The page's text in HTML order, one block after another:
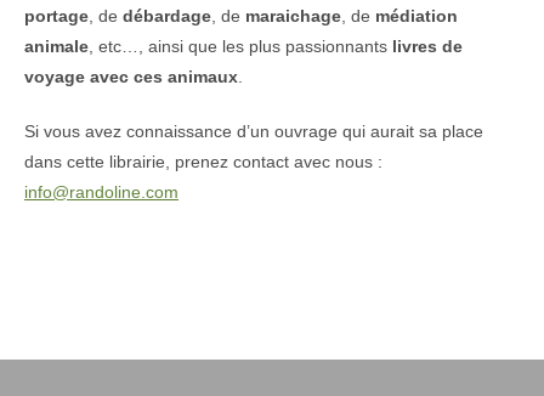
portage , de débardage , de maraichage , de médiation
animale , etc…, ainsi que les plus passionnants livres de
voyage avec ces animaux
Si vous avez connaissance d’un ouvrage qui aurait sa place
dans cette librairie, prenez contact avec nous :
info@randoline.com